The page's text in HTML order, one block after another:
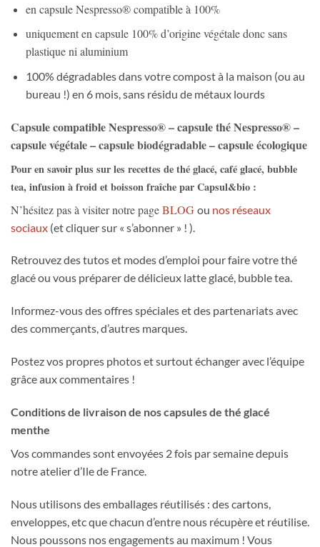
en capsule Nespresso® compatible à 100%
uniquement en capsule 100% d’origine végétale donc sans
plastique ni aluminium
100% dégradables dans votre compost à la maison (ou au
bureau !) en 6 mois, sans résidu de métaux lourds
Capsule compatible Nespresso® – capsule thé Nespresso® –
capsule végétale – capsule biodégradable – capsule écologique
Pour en savoir plus sur les recettes de thé glacé, café glacé, bubble
tea, infusion à froid et boisson fraîche par Capsul&bio :
N’hésitez pas à visiter notre pageBLOG ou nos réseaux
sociaux (et cliquer sur « s’abonner » ! ).
Retrouvez des tutos et modes d’emploi pour faire votre thé
glacé ou vous préparer de délicieux latte glacé, bubble tea.
Informez-vous des offres spéciales et des partenariats avec
des commerçants, d’autres marques.
Postez vos propres photos et surtout échanger avec l’équipe
grâce aux commentaires !
Conditions de livraison de nos capsules de thé glacé
menthe
Vos commandes sont envoyées 2 fois par semaine depuis
notre atelier d’Ile de France.
Nous utilisons des emballages réutilisés : des cartons,
enveloppes, etc que chacun d’entre nous récupère et réutilise.
Nous poussons nos engagements au maximum ! Vous